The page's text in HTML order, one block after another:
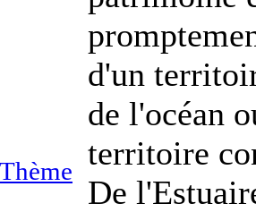
d'un
de l'océan
territoire
De